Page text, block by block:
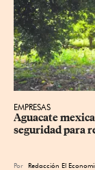
EMPRESAS
Aguacate
seguridad para
Por Redacción El